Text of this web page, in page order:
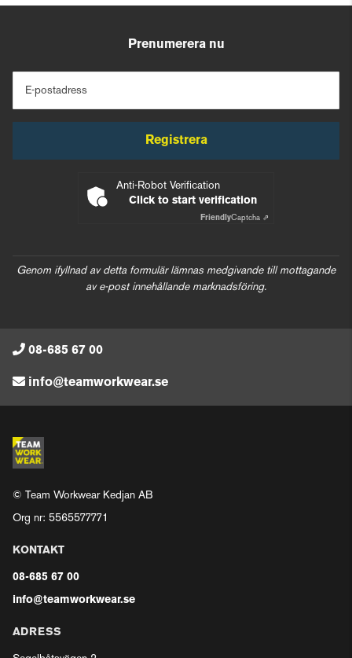
Prenumerera nu
E-postadress
Registrera
Anti-Robot Verification
Click to start verification
FriendlyCaptcha ⇗
Genom ifyllnad av detta formulär lämnas medgivande till mottagande
av e-post innehållande marknadsföring.
08-685 67 00
info@teamworkwear.se
© Team Workwear Kedjan AB
Org nr: 5565577771
KONTAKT
08-685 67 00
info@teamworkwear.se
ADRESS